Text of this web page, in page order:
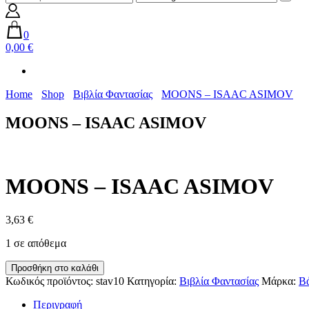
0
0,00 €
Home Shop Βιβλία Φαντασίας MOONS – ISAAC ASIMOV
MOONS – ISAAC ASIMOV
MOONS – ISAAC ASIMOV
3,63 €
1 σε απόθεμα
MOONS
-
ASIMOV
Προσθήκη στο καλάθι
Κωδικός προϊόντος: stav10 Κατηγορία: Βιβλία Φαντασίας Μάρκα:
Περιγραφή